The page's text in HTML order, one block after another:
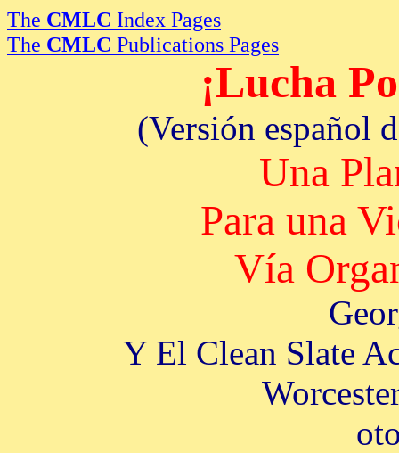
The CMLC Index Pages
The CMLC Publications Pages
¡Lucha
(Versión español
Una
Para una
Vía
Y El Clean Slate